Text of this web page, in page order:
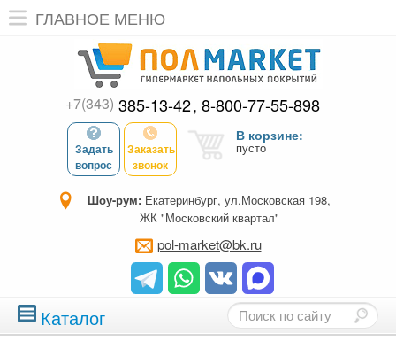
ГЛАВНОЕ МЕНЮ
+7(343) 385-13-42 8-800-77-55-898
Задать
вопрос
Заказать
звонок
В корзине:
пусто
Шоу-рум: Екатеринбург, ул.Московская 198,
ЖК "Московский квартал"
pol-market@bk.ru
Каталог